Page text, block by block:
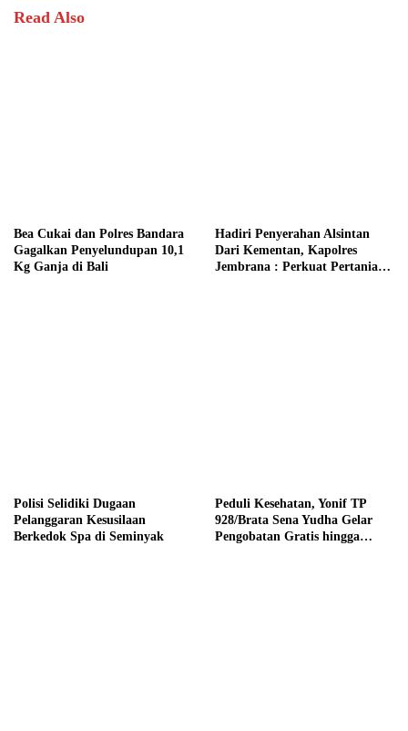
Read Also
Bea Cukai dan Polres Bandara
Gagalkan Penyelundupan 10,1
Kg Ganja di Bali
Hadiri Penyerahan Alsintan
Dari Kementan, Kapolres
Jembrana : Perkuat Pertanian
Polisi Selidiki Dugaan
Pelanggaran Kesusilaan
Berkedok Spa di Seminyak
Peduli Kesehatan, Yonif TP
928/Brata Sena Yudha Gelar
Pengobatan Gratis hingga